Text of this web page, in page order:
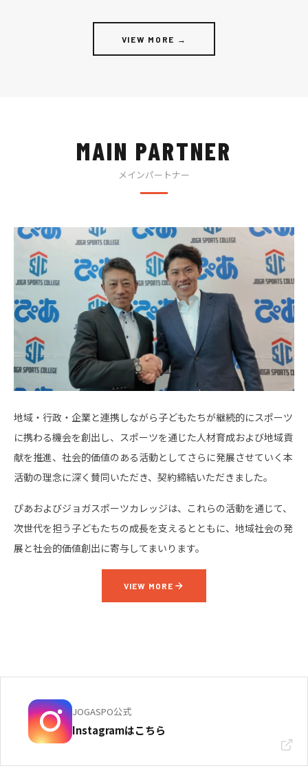
VIEW MORE →
MAIN PARTNER
メインパートナー
地域・行政・企業と連携しながら子どもたちが継続的にスポーツ
に携わる機会を創出し、スポーツを通じた人材育成および地域貢
献を推進、社会的価値のある活動としてさらに発展させていく本
活動の理念に深く賛同いただき、契約締結いただきました。
ぴあおよびジョガスポーツカレッジは、これらの活動を通じて、
次世代を担う子どもたちの成長を支えるとともに、地域社会の発
展と社会的価値創出に寄与してまいります。
VIEW MORE
JOGASPO公式
Instagramはこちら